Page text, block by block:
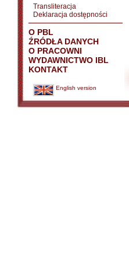
Transliteracja
Deklaracja dostępności
O PBL
ŹRÓDŁA DANYCH
O PRACOWNI
WYDAWNICTWO IBL
KONTAKT
English version